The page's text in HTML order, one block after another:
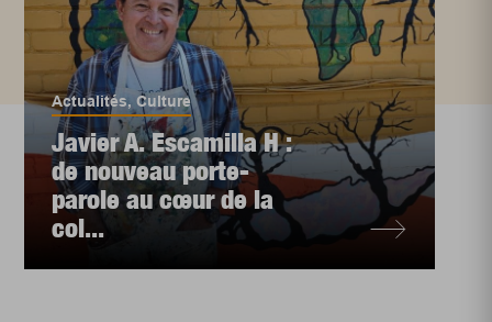
Actualités,Culture
Javier A. Escamilla H :
de nouveau porte-
parole au cœur de la
col...